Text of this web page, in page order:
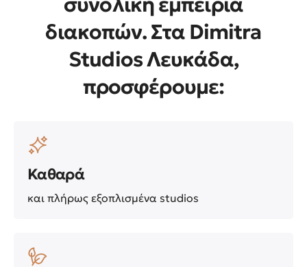
διακοπών. Στα Dimitra
Studios Λευκάδα,
προσφέρουμε:
Καθαρά
και πλήρως εξοπλισμένα studios